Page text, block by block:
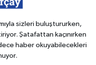
sizleri buluştururken,
Şatafattan kaçınırken
haber okuyabilecekleri